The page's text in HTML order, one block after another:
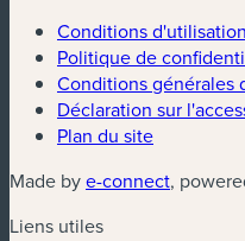
Conditions d'utilisation
Politique de
Conditions générales
Déclaration sur
Plan du site
Made bye-connect,
Liens utiles